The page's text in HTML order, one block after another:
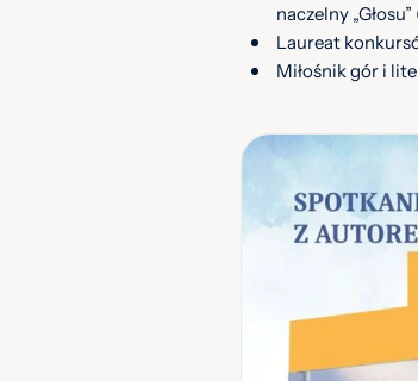
naczelny
Laureat
Miłośnik gór i